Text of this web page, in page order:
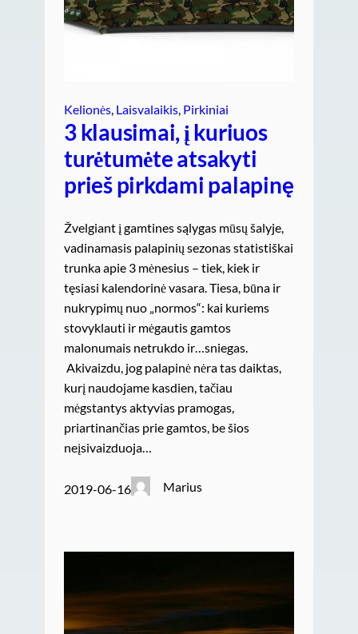
Kelionės, Laisvalaikis, Pirkiniai
3 klausimai, į kuriuos
turėtumėte atsakyti
prieš pirkdami palapinę
Žvelgiant į gamtines sąlygas mūsų šalyje,
vadinamasis palapinių sezonas statistiškai
trunka apie 3 mėnesius – tiek, kiek ir
tęsiasi kalendorinė vasara. Tiesa, būna ir
nukrypimų nuo „normos“: kai kuriems
stovyklauti ir mėgautis gamtos
malonumais netrukdo ir…sniegas.
Akivaizdu, jog palapinė nėra tas daiktas,
kurį naudojame kasdien, tačiau
mėgstantys aktyvias pramogas,
priartinančias prie gamtos, be šios
neįsivaizduoja…
2019-06-16 Marius